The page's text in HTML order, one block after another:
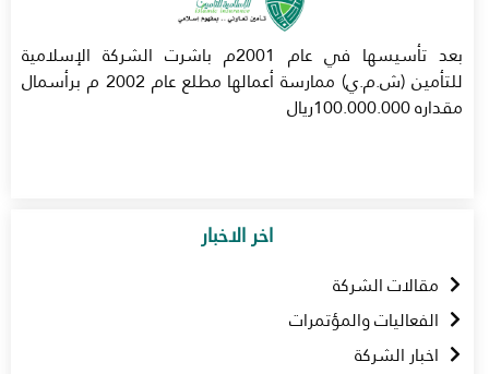
بعد تأسيسها في عام 2001م باشرت الشركة الإسلامية
للتأمين (ش.م.ي) ممارسة أعمالها مطلع عام 2002 م برأسمال
مقداره 100.000.000ريال
اخر الاخبار
مقالات الشركة
الفعاليات والمؤتمرات
اخبار الشركة